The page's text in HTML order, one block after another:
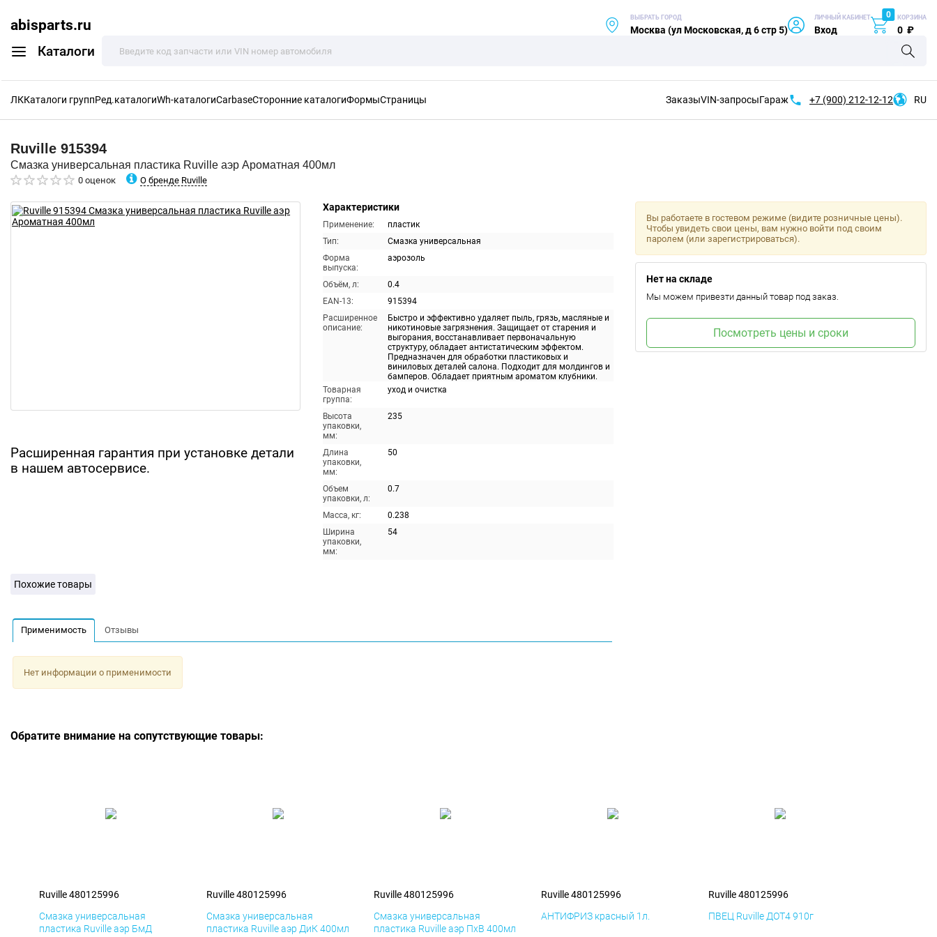
abisparts.ru
Каталоги
ВЫБРАТЬ ГОРОД
Москва (ул Московская, д 6 стр 5)
ЛИЧНЫЙ КАБИНЕТ
Вход
0 КОРЗИНА
0 ₽
ЛККаталоги группРед.каталогиWh-каталогиCarbaseСторонние каталогиФормыСтраницы ЗаказыVIN-запросыГараж +7 (900) 212-12-12 RU
Ruville 915394
Смазка универсальная пластика Ruville аэр Ароматная 400мл
0 оценок О бренде Ruville
Расширенная гарантия при установке детали
в нашем автосервисе.
Характеристики
Применение:
пластик
Тип:
Смазка универсальная
Форма
выпуска:
аэрозоль
Объём, л:
0.4
EAN-13:
915394
Расширенное
описание:
Быстро и эффективно удаляет пыль, грязь, масляные и
никотиновые загрязнения. Защищает от старения и
выгорания, восстанавливает первоначальную
структуру, обладает антистатическим эффектом.
Предназначен для обработки пластиковых и
виниловых деталей салона. Подходит для молдингов и
бамперов. Обладает приятным ароматом клубники.
Товарная
группа:
уход и очистка
Высота
упаковки,
мм:
235
Длина
упаковки,
мм:
50
Объем
упаковки, л:
0.7
Масса, кг:
0.238
Ширина
упаковки,
мм:
54
Вы работаете в гостевом режиме (видите розничные цены).
Чтобы увидеть свои цены, вам нужно войти под своим
паролем (или зарегистрироваться).
Нет на складе
Мы можем привезти данный товар под заказ.
Посмотреть цены и сроки
Похожие товары
Применимость Отзывы
Нет информации о применимости
Обратите внимание на сопутствующие товары:
Ruville 480125996
Смазка универсальная
пластика Ruville аэр БмД
Ruville 480125996
Смазка универсальная
пластика Ruville аэр ДиК 400мл
Ruville 480125996
Смазка универсальная
пластика Ruville аэр ПхВ 400мл
Ruville 480125996
АНТИФРИЗ красный 1л.
Ruville 480125996
ПВЕЦ Ruville ДОТ4 910г